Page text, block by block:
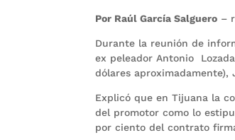
Por Raúl García Salguero –
Durante la reunión de
ex peleador Antonio 
dólares aproximadamente),
Explicó que en Tijuana la
del promotor como lo
por ciento del contrato